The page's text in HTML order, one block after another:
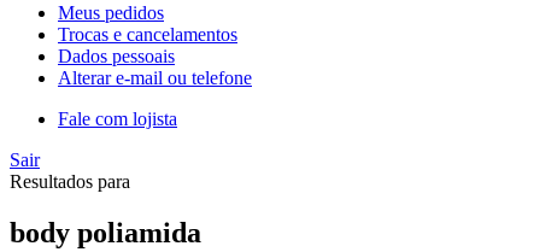
Meus pedidos
Trocas e cancelamentos
Dados pessoais
Alterar e-mail ou telefone
Fale com lojista
Sair
Resultados para
body poliamida